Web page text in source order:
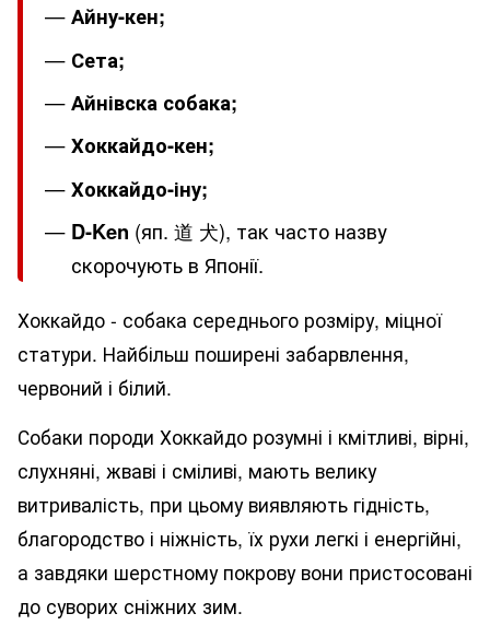
Айну-кен;
Сета;
Айнівска собака;
Хоккайдо-кен;
Хоккайдо-іну;
D-Ken (яп. 道 犬), так часто назву
скорочують в Японії.
Хоккайдо - собака середнього розміру, міцної
статури. Найбільш поширені забарвлення,
червоний і білий.
Собаки породи Хоккайдо розумні і кмітливі, вірні,
слухняні, жваві і сміливі, мають велику
витривалість, при цьому виявляють гідність,
благородство і ніжність, їх рухи легкі і енергійні,
а завдяки шерстному покрову вони пристосовані
до суворих сніжних зим.